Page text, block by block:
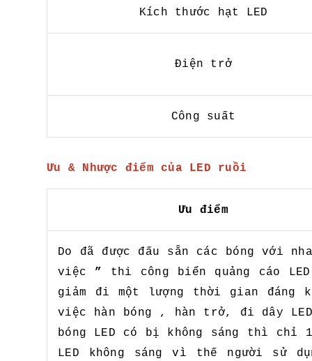
Kích thước hạt LED
Điện trở
Công suất
Ưu & Nhược điểm của LED ruồi
Ưu điểm
Do đã được đấu sẵn các bóng với
việc ” thi công biển quảng cáo
giảm đi một lượng thời gian đáng
việc hàn bóng , hàn trở, đi dây
bóng LED có bị không sáng thì chỉ
LED không sáng vì thế người sử